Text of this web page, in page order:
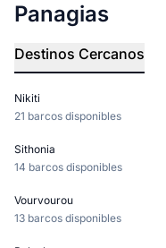
Panagias
Destinos Cercanos
Nikiti
21 barcos disponibles
Sithonia
14 barcos disponibles
Vourvourou
13 barcos disponibles